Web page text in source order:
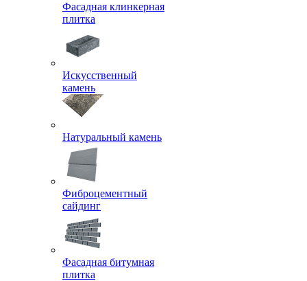
Фасадная клинкерная
плитка
Искусственный
камень
Натуральный камень
Фиброцементный
сайдинг
Фасадная битумная
плитка